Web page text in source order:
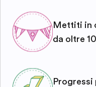
Mettiti in
da oltre